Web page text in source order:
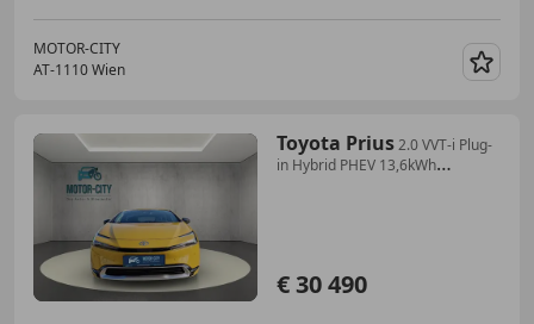
MOTOR-CITY
AT-1110 Wien
Toyota Prius2.0 VVT-i Plug-
in Hybrid PHEV 13,6kWh
€ 30 490